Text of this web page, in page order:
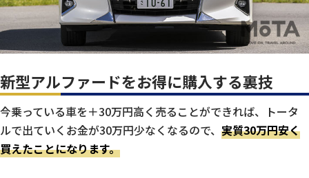
新型アルファードをお得に購入する裏技
今乗っている車を＋30万円高く売ることができれば、トータ
ルで出ていくお金が30万円少なくなるので、 実質30万円安く
買えたことになります。